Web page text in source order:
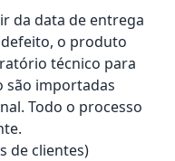
da data de entrega
defeito, o produto
técnico para
são importadas
Todo o processo
de clientes)